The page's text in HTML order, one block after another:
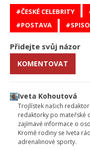
ČESKÉ CELEBRITY
POSTAVA
Přidejte svůj názor
KOMENTOVAT
Iveta Kohoutová
Trojlístek našich
redaktorky po mateřské
zajímavé informace o
Kromě rodiny se Iveta
adrenalinové sporty.